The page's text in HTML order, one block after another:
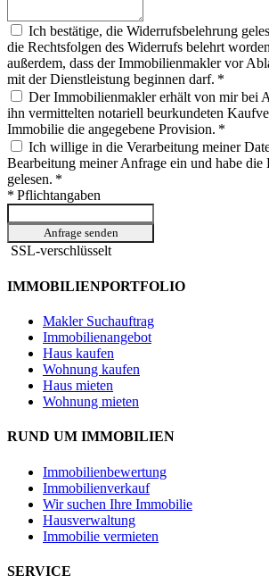
Ich bestätige, die Widerrufsbelehrung
die Rechtsfolgen des Widerrufs belehrt
außerdem, dass der Immobilienmakler vor
mit der Dienstleistung beginnen darf. *
Der Immobilienmakler erhält von mir bei
ihn vermittelten notariell beurkundeten
Immobilie die angegebene Provision. *
Ich willige in die Verarbeitung meiner
Bearbeitung meiner Anfrage ein und habe die
gelesen. *
* Pflichtangaben
Anfrage senden
SSL-verschlüsselt
IMMOBILIENPORTFOLIO
Makler Suchauftrag
Immobilienangebot
Haus kaufen
Wohnung kaufen
Haus mieten
Wohnung mieten
RUND UM IMMOBILIEN
Immobilienbewertung
Immobilienverkauf
Wir suchen Ihre Immobilie
Hausverwaltung
Immobilie vermieten
SERVICE